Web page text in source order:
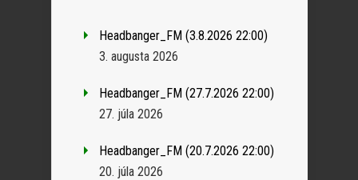
Headbanger_FM (3.8.2026 22:00)
3. augusta 2026
Headbanger_FM (27.7.2026 22:00)
27. júla 2026
Headbanger_FM (20.7.2026 22:00)
20. júla 2026